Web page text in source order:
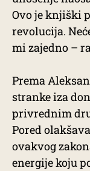
Ovo je knjiški
revolucija.
mi zajedno –
Prema
stranke iza
privrednim
Pored
ovakvog
energije koju